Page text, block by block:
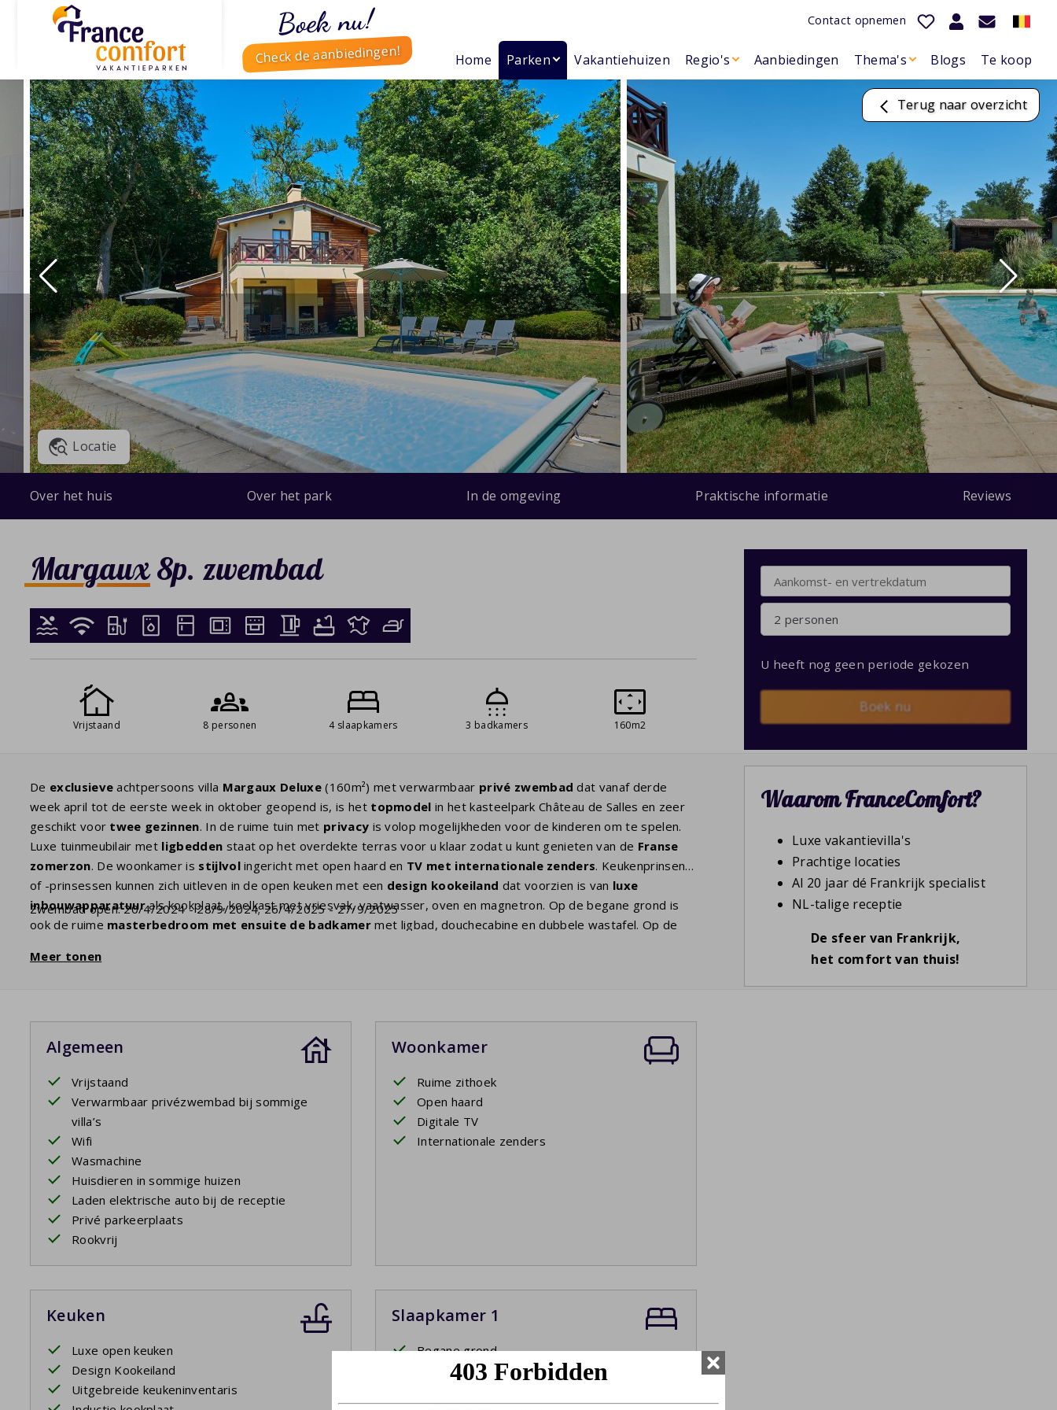
Boek nu!
Check de aanbiedingen!
Contact opnemen
Home Parken Vakantiehuizen Regio's Aanbiedingen Thema's Blogs Te koop
Terug naar overzicht
Locatie
Over het huis Over het park In de omgeving Praktische informatie Reviews
Margaux 8p. zwembad
Vrijstaand 8 personen 4 slaapkamers 3 badkamers 160m2
De exclusieve achtpersoons villa Margaux Deluxe (160m²) met verwarmbaar privé zwembad dat vanaf derde
week april tot de eerste week in oktober geopend is, is het topmodel in het kasteelpark Château de Salles en zeer
geschikt voor twee gezinnen. In de ruime tuin met privacy is volop mogelijkheden voor de kinderen om te spelen.
Luxe tuinmeubilair met ligbedden staat op het overdekte terras voor u klaar zodat u kunt genieten van de Franse
zomerzon. De woonkamer is stijlvolingericht met open haard en TV met internationale zenders. Keukenprinsen
of -prinsessen kunnen zich uitleven in de open keuken met een design kookeiland dat voorzien is van luxe
inbouwapparatuurals kookplaat, koelkast met vriesvak, vaatwasser, oven en magnetron. Op de begane grond is
ook de ruime masterbedroom met ensuite de badkamermet ligbad, douchecabine en dubbele wastafel. Op de
dubbele wastafel. De twee andere slaapkamers kunnen samen gebruik maken van de separate
Zwembad open: 20/4/2024 - 28/9/2024; 26/4/2025 - 27/9/2025
Meer tonen
Algemeen
Vrijstaand
Verwarmbaar privézwembad bij sommige
villa’s
Wifi
Wasmachine
Huisdieren in sommige huizen
Laden elektrische auto bij de receptie
Privé parkeerplaats
Rookvrij
Woonkamer
Ruime zithoek
Open haard
Digitale TV
Internationale zenders
Keuken
Luxe open keuken
Design Kookeiland
Uitgebreide keukeninventaris
Slaapkamer 1
Begane grond
Twee eenpersoonsbedden
2 personen
U heeft nog geen periode gekozen
Boek nu
Waarom FranceComfort?
Luxe vakantievilla's
Prachtige locaties
Al 20 jaar dé Frankrijk specialist
NL-talige receptie
De sfeer van Frankrijk,
het comfort van thuis!